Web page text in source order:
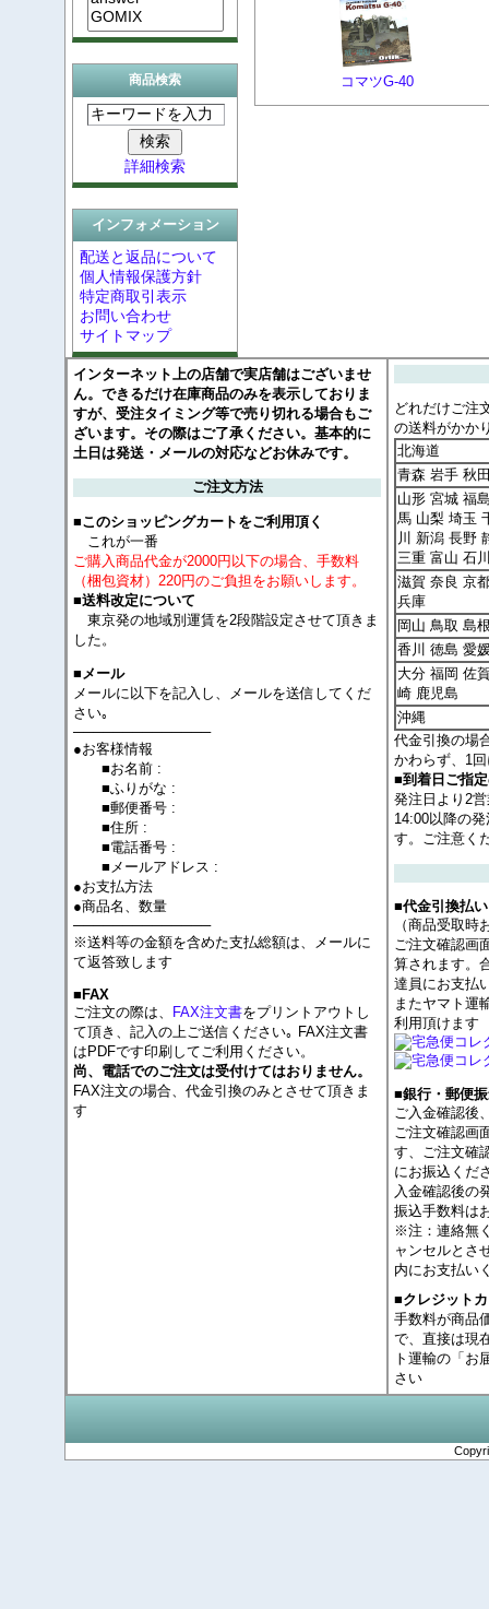
商品検索
詳細検索
インフォメーション
配送と返品について
個人情報保護方針
特定商取引表示
お問い合わせ
サイトマップ
コマツG-40
インターネット上の店舗で実店舗はございませ
ん。できるだけ在庫商品のみを表示しておりま
すが、受注タイミング等で売り切れる場合もご
ざいます。その際はご了承ください。基本的に
土日は発送・メールの対応などお休みです。
ご注文方法
■このショッピングカートをご利用頂く
これが一番
ご購入商品代金が2000円以下の場合、手数料
（梱包資材）220円のご負担をお願いします。
■送料改定について
東京発の地域別運賃を2段階設定させて頂きま
した。
■メール
メールに以下を記入し、メールを送信してくだ
さい｡
──────────────
●お客様情報
■お名前 :
■ふりがな :
■郵便番号 :
■住所 :
■電話番号 :
■メールアドレス :
●お支払方法
●商品名、数量
──────────────
※送料等の金額を含めた支払総額は、メールに
て返答致します
■FAX
ご注文の際は、 FAX注文書をプリントアウトし
て頂き、記入の上ご送信ください｡ FAX注文書
はPDFです印刷してご利用ください。
尚、電話でのご注文は受付けてはおりません。
FAX注文の場合、代金引換のみとさせて頂きま
す
どれだけご注
の送料がかか
北海道
青森 岩手 秋
山形 宮城 福
馬 山梨 埼玉
川 新潟 長野
三重 富山 石
滋賀 奈良 京
兵庫
岡山 鳥取 島
香川 徳島 愛
大分 福岡 佐
崎 鹿児島
沖縄
代金引換の場
かわらず、1
■到着日ご指
発注日より2
14:00以降の
す。ご注意く
■代金引換払い
（商品受取時
ご注文確認画
算されます。
達員にお支払
またヤマト運
利用頂けます
■銀行・郵便
ご入金確認後
ご注文確認画
す、ご注文確
にお振込くだ
入金確認後の
振込手数料は
※注：連絡無
ャンセルとさ
内にお支払い
■クレジット
手数料が商品
で、直接は現
ト運輸の「お
さい